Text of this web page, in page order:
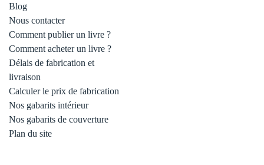
Blog
Nous contacter
Comment publier un livre ?
Comment acheter un livre ?
Délais de fabrication et
livraison
Calculer le prix de fabrication
Nos gabarits intérieur
Nos gabarits de couverture
Plan du site